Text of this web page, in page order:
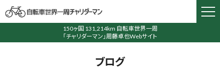
150ヶ国 131,214km 自転車世界一周
「チャリダーマン」周藤卓也Webサイト
ブログ